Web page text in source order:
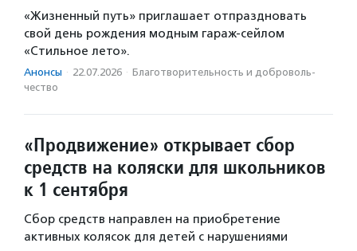
«Жизненный путь» приглашает отпраздновать
свой день рождения модным гараж-сейлом
«Стильное лето».
Анонсы · 22.07.2026 · Благотвори­тель­ность и доброволь­
чест­во
«Продвижение» открывает сбор
средств на коляски для школьников
к 1 сентября
Сбор средств направлен на приобретение
активных колясок для детей с нарушениями